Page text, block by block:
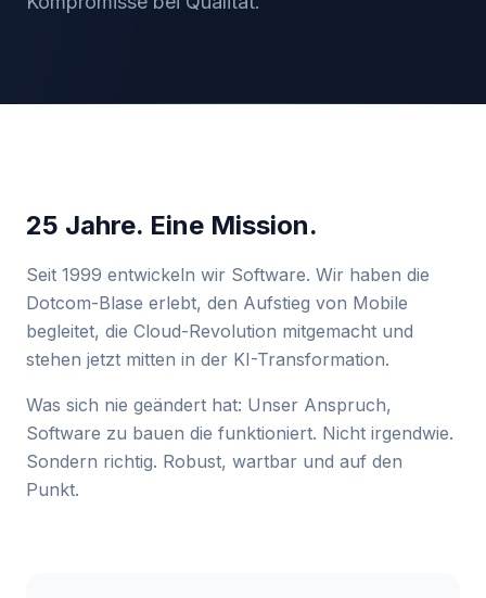
25 Jahre. Eine Mission.
Seit 1999 entwickeln wir Software. Wir haben die
Dotcom-Blase erlebt, den Aufstieg von Mobile
begleitet, die Cloud-Revolution mitgemacht und
stehen jetzt mitten in der KI-Transformation.
Was sich nie geändert hat: Unser Anspruch,
Software zu bauen die funktioniert. Nicht irgendwie.
Sondern richtig. Robust, wartbar und auf den
Punkt.